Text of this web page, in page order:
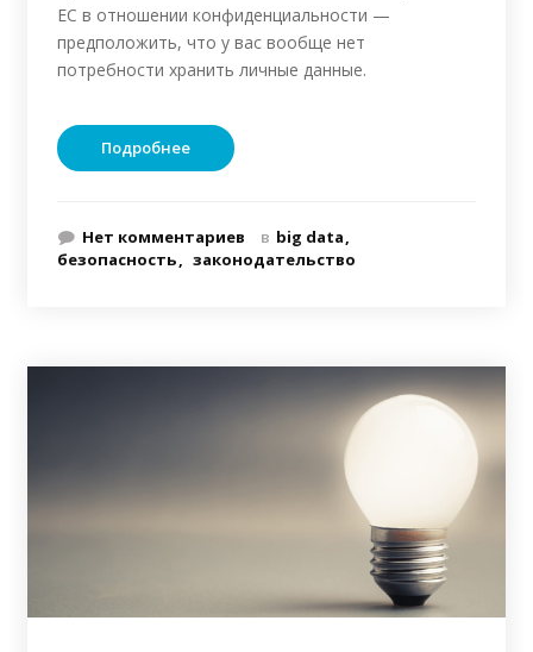
ЕС в отношении конфиденциальности —
предположить, что у вас вообще нет
потребности хранить личные данные.
Подробнее
Нет комментариев в big data
безопасность
законодательство